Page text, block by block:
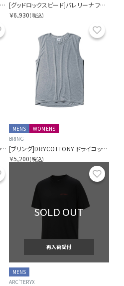
[グッドロックスピード]ビーチ フォト グラフィック ティー
[グッドロックスピード]バレリーナ フォト グラフィック ティー
￥6,930(税込)
お気に入り
[ブリング]DRYCOTTONY ドライコットニー スリーブレスTシャツ
MENS
WOMENS
BRING
[ブリング]DRYCOTTONY ドライコットニー スリーブレスTシャツ
￥5,200(税込)
お気に入り
SOLD OUT
再入荷受付
MENS
ARC'TERYX